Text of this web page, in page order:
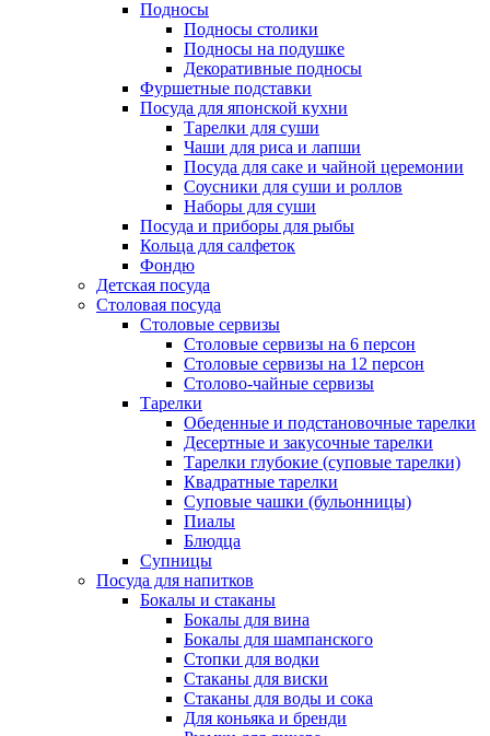
Подносы
Подносы столики
Подносы на подушке
Декоративные подносы
Фуршетные подставки
Посуда для японской кухни
Тарелки для суши
Чаши для риса и лапши
Посуда для саке и чайной церемонии
Соусники для суши и роллов
Наборы для суши
Посуда и приборы для рыбы
Кольца для салфеток
Фондю
Детская посуда
Столовая посуда
Столовые сервизы
Столовые сервизы на 6 персон
Столовые сервизы на 12 персон
Столово-чайные сервизы
Тарелки
Обеденные и подстановочные тарелки
Десертные и закусочные тарелки
Тарелки глубокие (суповые тарелки)
Квадратные тарелки
Суповые чашки (бульонницы)
Пиалы
Блюдца
Супницы
Посуда для напитков
Бокалы и стаканы
Бокалы для вина
Бокалы для шампанского
Стопки для водки
Стаканы для виски
Стаканы для воды и сока
Для коньяка и бренди